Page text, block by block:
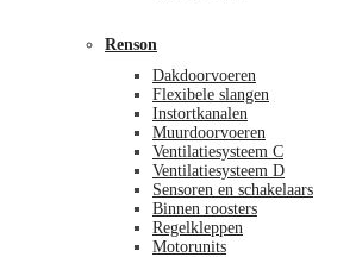
Renson
Dakdoorvoeren
Flexibele slangen
Instortkanalen
Muurdoorvoeren
Ventilatiesysteem C
Ventilatiesysteem D
Sensoren en schakelaars
Binnen roosters
Regelkleppen
Motorunits